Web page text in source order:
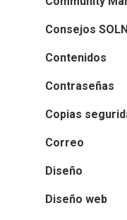
Consejos
Contenidos
Contraseñas
Copias
Correo
Diseño
Diseño web